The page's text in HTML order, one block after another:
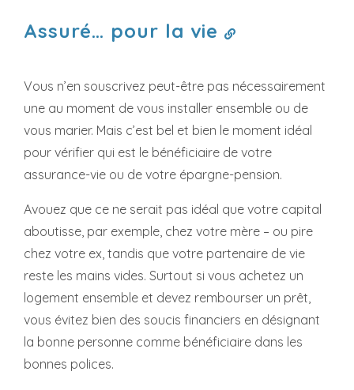
Assuré… pour la vie
Vous n’en souscrivez peut-être pas nécessairement
une au moment de vous installer ensemble ou de
vous marier. Mais c’est bel et bien le moment idéal
pour vérifier qui est le bénéficiaire de votre
assurance-vie ou de votre épargne-pension.
Avouez que ce ne serait pas idéal que votre capital
aboutisse, par exemple, chez votre mère – ou pire
chez votre ex, tandis que votre partenaire de vie
reste les mains vides. Surtout si vous achetez un
logement ensemble et devez rembourser un prêt,
vous évitez bien des soucis financiers en désignant
la bonne personne comme bénéficiaire dans les
bonnes polices.